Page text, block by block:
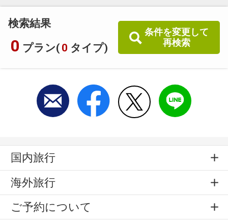
検索結果
0 プラン( 0 タイプ)
条件を変更して
再検索
国内旅行
海外旅行
ご予約について